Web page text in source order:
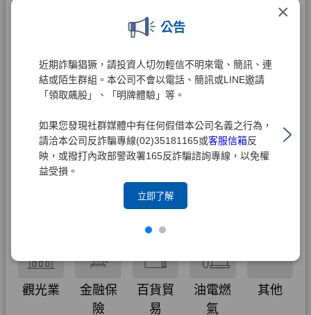
×
公告
近期詐騙猖獗，請投資人切勿輕信不明來電、簡訊、連
結或陌生群組。本公司不會以電話、簡訊或LINE邀請
「領取飆股」、「明牌體驗」等。
如果您發現社群媒體中有任何假借本公司名義之行為，
請洽本公司反詐騙專線(02)35181165或客服信箱反
映，或撥打內政部警政署165反詐騙諮詢專線，以免權
益受損。
立即了解